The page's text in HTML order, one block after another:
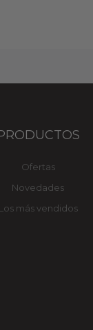
Ofertas
Novedades
Los más vendidos